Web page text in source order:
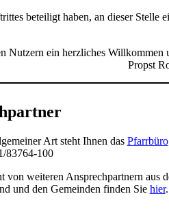
beteiligt haben, an dieser Stelle
Nutzern ein herzliches Willkommen
Propst
Art steht Ihnen das Pfarrbüro
83764-100
von weiteren Ansprechpartnern aus
und den Gemeinden finden Sie hier.